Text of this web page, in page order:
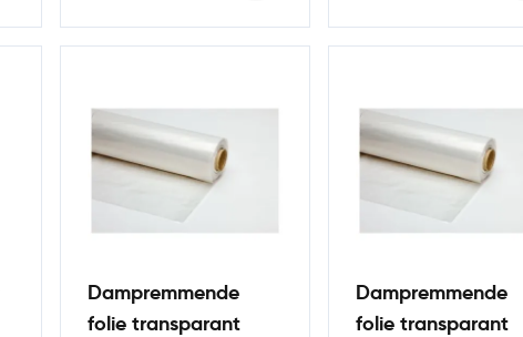
Dampremmende
folie transparant
Dampremmende
folie transparant